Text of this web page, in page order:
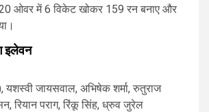
20 ओवर में 6 विकेट खोकर 159 रन बनाए और
इलेवन
यशस्वी जायसवाल, अभिषेक शर्मा, रुतुराज
रियान पराग, रिंकू सिंह, ध्रुव जुरेल